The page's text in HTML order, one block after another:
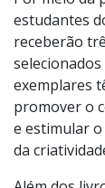
Por meio da
estudantes
receberão
promover o
e estimular
da